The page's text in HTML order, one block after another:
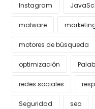
Instagram
malware
motores de búsqueda
optimización
redes sociales
Seguridad seo